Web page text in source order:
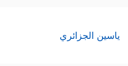
ياسين الجزائري